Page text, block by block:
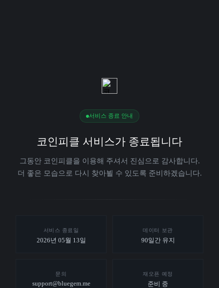
서비스 종료 안내
코인피클 서비스가 종료됩니다
그동안 코인피클을 이용해 주셔서 진심으로 감사합니다.
더 좋은 모습으로 다시 찾아뵐 수 있도록 준비하겠습니다.
서비스 종료일
2026년 05월 13일
데이터 보관
90일간 유지
문의
support@bluegem.me
재오픈 예정
준비 중